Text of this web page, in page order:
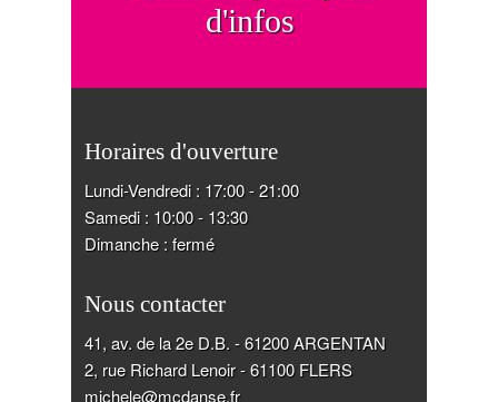
d'infos
Horaires d'ouverture
Lundi-Vendredi : 17:00 - 21:00
Samedi : 10:00 - 13:30
Dimanche : fermé
Nous contacter
41, av. de la 2e D.B. - 61200 ARGENTAN
2, rue Richard Lenoir - 61100 FLERS
michele@mcdanse.fr